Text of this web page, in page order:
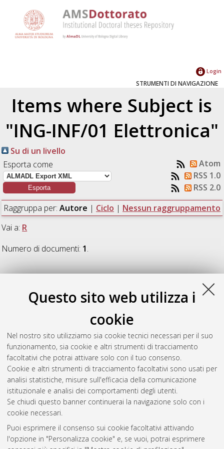
Questo sito web utilizza i
cookie
Nel nostro sito utilizziamo sia cookie tecnici necessari per il suo
funzionamento, sia cookie e altri strumenti di tracciamento
facoltativi che potrai attivare solo con il tuo consenso.
Cookie e altri strumenti di tracciamento facoltativi sono usati per
analisi statistiche, misure sull'efficacia della comunicazione
istituzionale e analisi dei comportamenti degli utenti.
Se chiudi questo banner continuerai la navigazione solo con i
cookie necessari.
Puoi esprimere il consenso sui cookie facoltativi attivando
l'opzione in "Personalizza cookie" e, se vuoi, potrai esprimere
Login
STRUMENTI DI NAVIGAZIONE
Items where Subject is
"ING-INF/01 Elettronica"
Su di un livello
Esporta come
Atom
RSS 1.0
RSS 2.0
Raggruppa per: Autore | Ciclo | Nessun raggruppamento
Vai a: R
Numero di documenti: 1.
R
Romani, Aldo(2005) CMoS lab-on-a-chip devices for individual
, [Dissertation thesis], Alma Mater Studiorum
Università di Bologna. Dottorato di ricerca in
elettronica, informatica e delle telecomunicazioni, 17 Ciclo.
DOI 10.6092/unibo/amsdottorato/15.
Questa lista e' stata generata ilSat Aug 8 20:32:14 2026
Atom
Rss 1.0